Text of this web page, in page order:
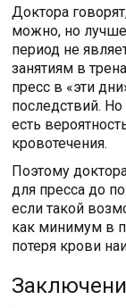
Доктора
можно, но
период не
занятиям в
пресс в «эти
последствий.
есть
кровотечения.
Поэтому
для пресса до
если такой
как минимум в
потеря крови